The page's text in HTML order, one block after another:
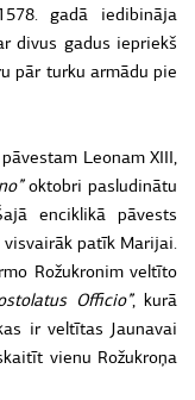
gadā iedibināja
divus gadus iepriekš
pār turku armādu pie
Leonam XIII,
oktobri pasludinātu
enciklikā pāvests
visvairāk patīk Marijai.
Rožukronim veltīto
Officio”, kurā
ir veltītas Jaunavai
vienu Rožukroņa